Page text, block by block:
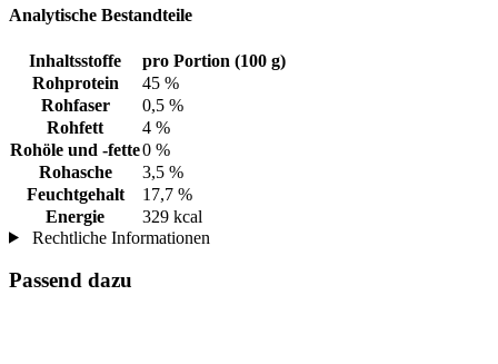
Analytische Bestandteile
Inhaltsstoffe
pro Portion (100 g)
Rohprotein
45 %
Rohfaser
0,5 %
Rohfett
4 %
Rohöle und -fette0 %
Rohasche
3,5 %
Feuchtgehalt
17,7 %
Energie
329 kcal
Rechtliche Informationen
Passend dazu